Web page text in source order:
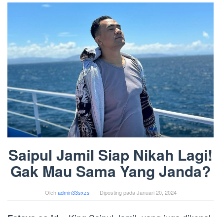
Saipul Jamil Siap Nikah Lagi!
Gak Mau Sama Yang Janda?
Olehadmin33sxzs Diposting padaJanuari 20, 2024